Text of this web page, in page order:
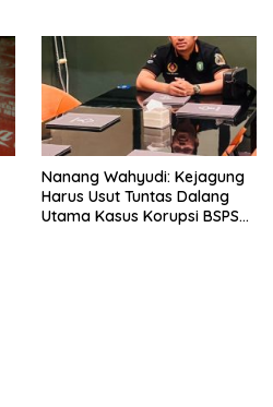
Nanang Wahyudi: Kejagung
Harus Usut Tuntas Dalang
Utama Kasus Korupsi BSPS